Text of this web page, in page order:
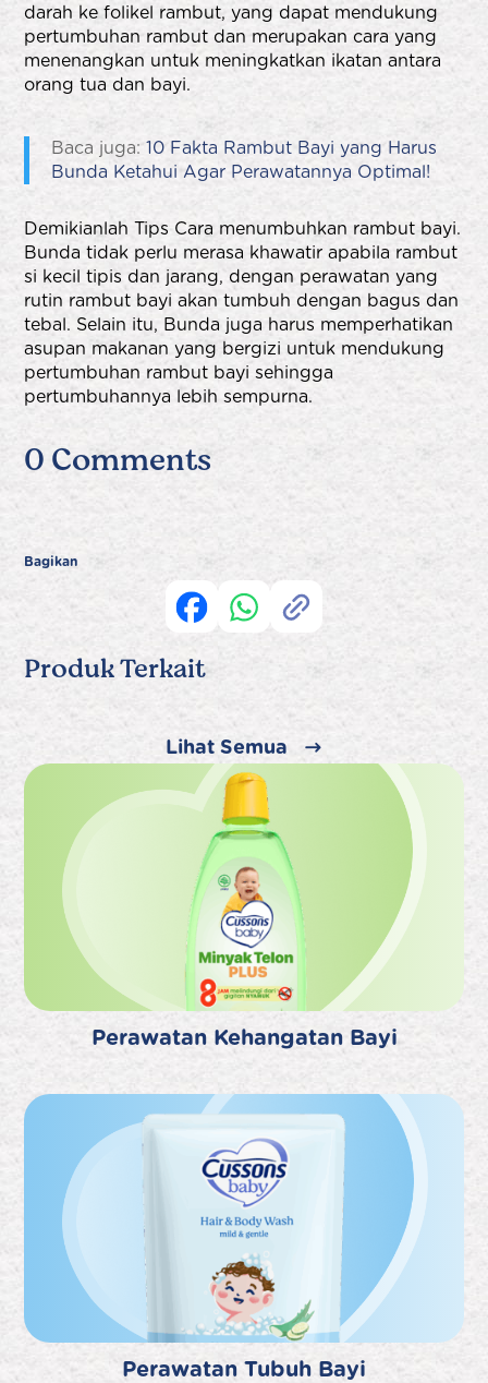
darah ke folikel rambut, yang dapat mendukung
pertumbuhan rambut dan merupakan cara yang
menenangkan untuk meningkatkan ikatan antara
orang tua dan bayi.
Baca juga:10 Fakta Rambut Bayi yang Harus
Bunda Ketahui Agar Perawatannya Optimal!
Demikianlah Tips Cara menumbuhkan rambut bayi.
Bunda tidak perlu merasa khawatir apabila rambut
si kecil tipis dan jarang, dengan perawatan yang
rutin rambut bayi akan tumbuh dengan bagus dan
tebal. Selain itu, Bunda juga harus memperhatikan
asupan makanan yang bergizi untuk mendukung
pertumbuhan rambut bayi sehingga
pertumbuhannya lebih sempurna.
0 Comments
Bagikan
Produk Terkait
Lihat Semua
Perawatan Kehangatan Bayi
Perawatan Tubuh Bayi